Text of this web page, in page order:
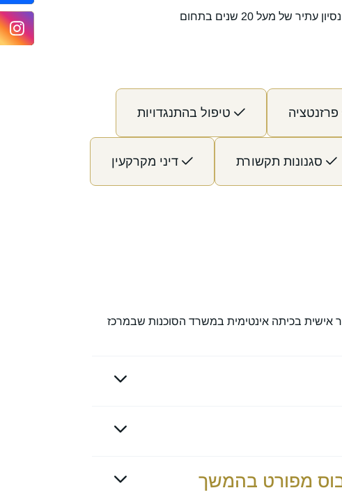
מעל 20 שנים בתחום
פרזנטציה טיפול בהתנגדויות
סגנונות תקשורת דיני מקרקעין
9 מפגשים מרוכזים במועד בוקר (10:00-14:00) או אחר הצהריים (19:00 – 16:00) ומועבר אישית בכיתה אינטימית במשרד הסוכנות שבמרכז
מפורט בהמשך